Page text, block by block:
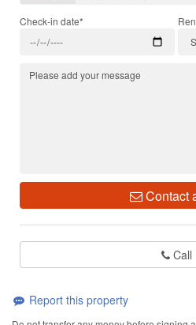
Check-in date*
Contact
Call
Report this property